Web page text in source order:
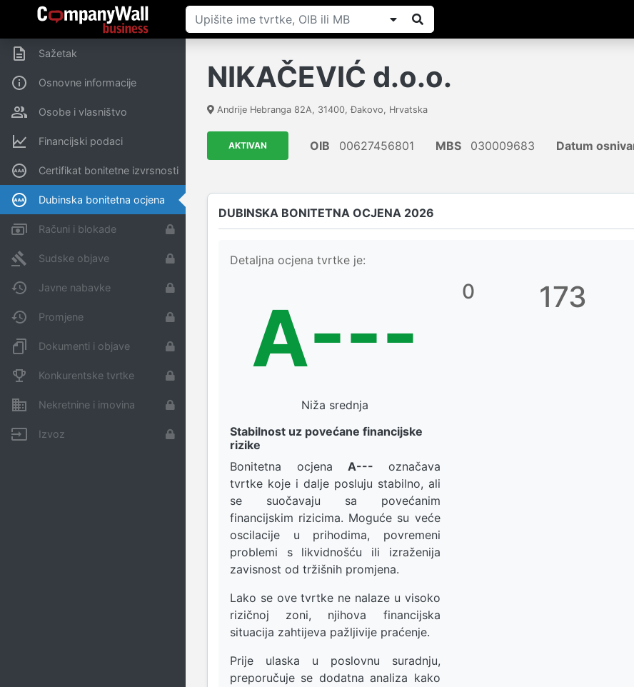
Sažetak
Osnovne informacije
Osobe i vlasništvo
Financijski podaci
Certifikat bonitetne izvrsnosti
Dubinska bonitetna ocjena
Računi i blokade
Sudske objave
Javne nabavke
Promjene
Dokumenti i objave
Konkurentske tvrtke
Nekretnine i imovina
Izvoz
NIKAČEVIĆ d.o.o.
Andrije Hebranga 82A, 31400,Đakovo, Hrvatska
AKTIVAN OIB 00627456801 MBS 030009683 Datum
DUBINSKA BONITETNA OCJENA 2026
Detaljna ocjena tvrtke je:
A---
Niža srednja
Stabilnost uz povećane financijske
rizike
Bonitetna ocjenaA--- označava
tvrtke koje i dalje posluju stabilno, ali
se suočavaju sa povećanim
financijskim rizicima. Moguće su veće
oscilacije u prihodima, povremeni
problemi s likvidnošću ili izraženija
zavisnost od tržišnih promjena.
Lako se ove tvrtke ne nalaze u visoko
rizičnoj zoni, njihova financijska
situacija zahtijeva pažljivije praćenje.
Prije ulaska u poslovnu suradnju,
preporučuje se dodatna analiza kako
0 173